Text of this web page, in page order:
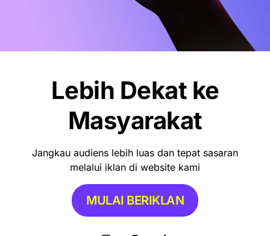
Pemkot Makassar Tunda Sanksi
Lebih Dekat ke
Masyarakat
Jangkau audiens lebih luas dan tepat sasaran
melalui iklan di website kami
MULAI BERIKLAN